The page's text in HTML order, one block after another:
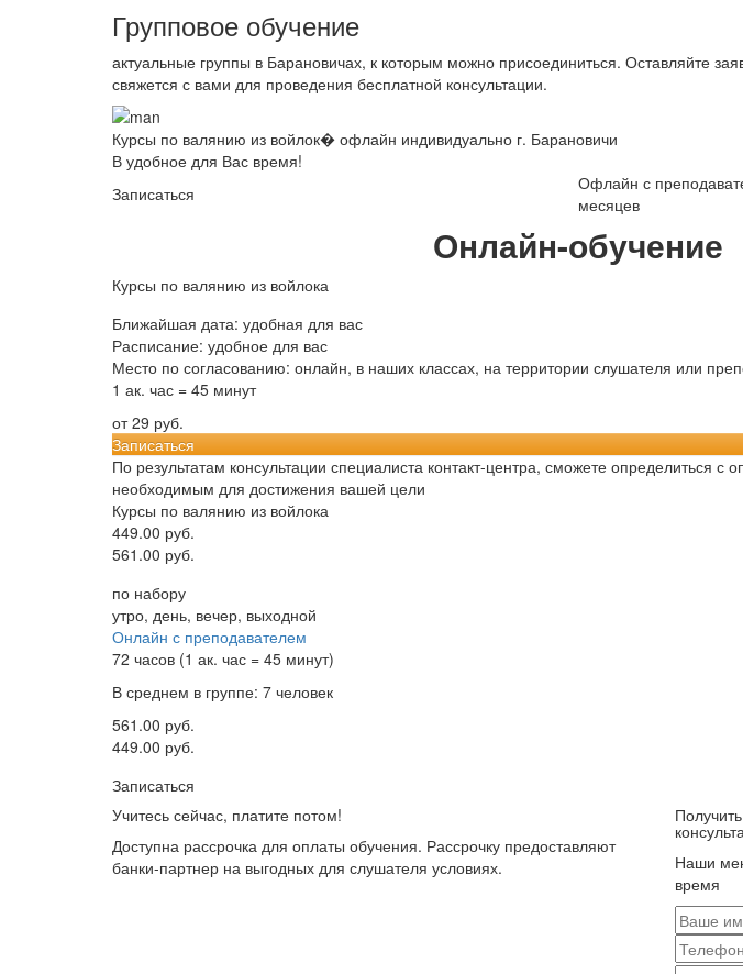
Групповое обучение
актуальные группы в Барановичах, к которым можно присоединиться. Оставляйте
свяжется с вами для проведения бесплатной консультации.
Курсы по валянию из войлок� офлайн индивидуально г. Барановичи
В удобное для Вас время!
Офлайн с
месяцев
Записаться
Онлайн-обучение
Курсы по валянию из войлока
Ближайшая дата: удобная для вас
Расписание: удобное для вас
Место по согласованию: онлайн, в наших классах, на территории слушателя или
1 ак. час = 45 минут
от 29 руб.
Записаться
По результатам консультации специалиста контакт-центра, сможете определиться с
необходимым для достижения вашей цели
Курсы по валянию из войлока
449.00 руб.
561.00 руб.
по набору
утро, день, вечер, выходной
Онлайн с преподавателем
72 часов (1 ак. час = 45 минут)
В среднем в группе: 7 человек
561.00 руб.
449.00 руб.
Записаться
Учитесь сейчас, платите потом!
Доступна рассрочка для оплаты обучения. Рассрочку предоставляют
банки-партнер на выгодных для слушателя условиях.
Наши
время